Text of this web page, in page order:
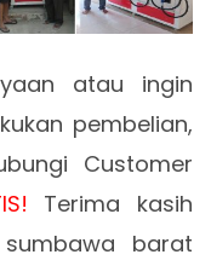
atau ingin
pembelian,
Customer
Terima kasih
barat